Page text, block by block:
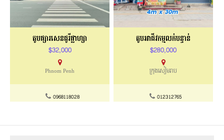
តូបផ្សារសេនជូរីផ្លាហ្សា
$32,000
Phnom Penh
0968118028
តូបអាជីវកម្មលក់បន្ទាន់
$280,000
ក្រុងសៀមរាប
012312765